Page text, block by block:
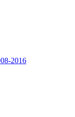
2016